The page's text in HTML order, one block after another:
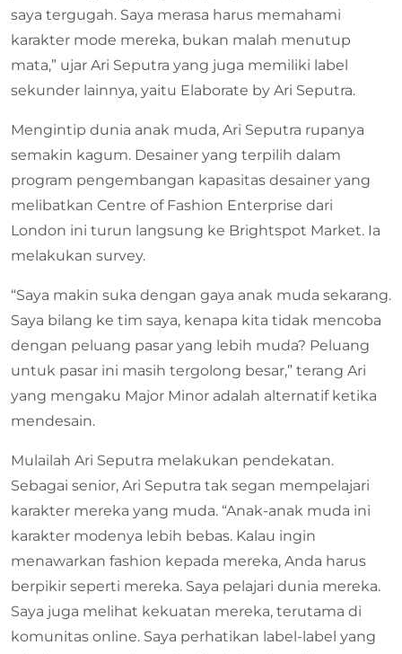
saya tergugah. Saya merasa harus memahami
karakter mode mereka, bukan malah menutup
mata,” ujar Ari Seputra yang juga memiliki label
sekunder lainnya, yaitu Elaborate by Ari Seputra.
Mengintip dunia anak muda, Ari Seputra rupanya
semakin kagum. Desainer yang terpilih dalam
program pengembangan kapasitas desainer yang
melibatkan Centre of Fashion Enterprise dari
London ini turun langsung ke Brightspot Market. Ia
melakukan survey.
“Saya makin suka dengan gaya anak muda sekarang.
Saya bilang ke tim saya, kenapa kita tidak mencoba
dengan peluang pasar yang lebih muda? Peluang
untuk pasar ini masih tergolong besar,” terang Ari
yang mengaku Major Minor adalah alternatif ketika
mendesain.
Mulailah Ari Seputra melakukan pendekatan.
Sebagai senior, Ari Seputra tak segan mempelajari
karakter mereka yang muda. “Anak-anak muda ini
karakter modenya lebih bebas. Kalau ingin
menawarkan fashion kepada mereka, Anda harus
berpikir seperti mereka. Saya pelajari dunia mereka.
Saya juga melihat kekuatan mereka, terutama di
komunitas online. Saya perhatikan label-label yang